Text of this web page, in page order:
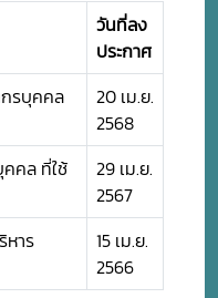
วันที่ลง
ประกาศ
รบุคคล
20 เม.ย.
2568
คล ที่ใช้
29 เม.ย.
2567
หาร
15 เม.ย.
2566